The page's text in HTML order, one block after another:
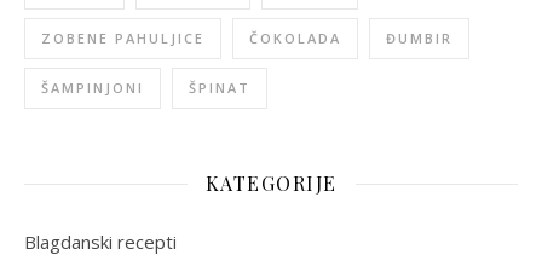
ZOBENE PAHULJICE ČOKOLADA ĐUMBIR
ŠAMPINJONI ŠPINAT
KATEGORIJE
Blagdanski recepti